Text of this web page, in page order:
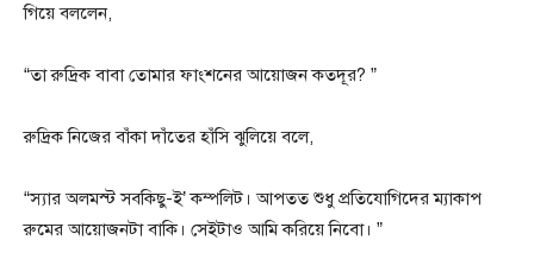
গিয়ে বললেন,
“তা রুদ্রিক বাবা তোমার ফাংশনের আয়োজন কতদূর? ”
রুদ্রিক নিজের বাঁকা দাঁতের হাঁসি ঝুলিয়ে বলে,
“স্যার অলমস্ট সবকিছু-ই’ কম্পলিট। আপতত শুধু প্রতিযোগিদের ম্যাকাপ
রুমের আয়োজনটা বাকি। সেইটাও আমি করিয়ে নিবো। ”